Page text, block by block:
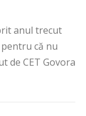
anul trecut
că nu
de CET Govora